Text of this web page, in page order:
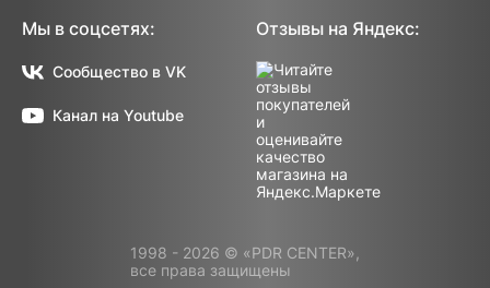
Мы в соцсетях:
Сообщество в VK
Канал на Youtube
Отзывы на Яндекс:
1998 - 2026 © «PDR CENTER»,
все права защищены